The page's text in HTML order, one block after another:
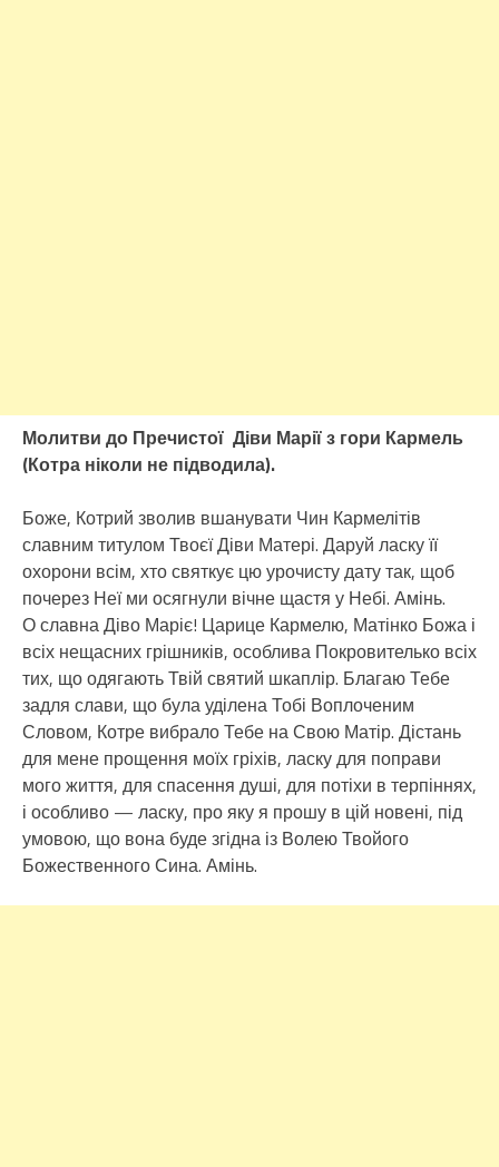
Молитви до Пречистої Діви Марії з гори Кармель
(Котра ніколи не підводила).
Боже, Котрий зволив вшанувати Чин Кармелітів
славним титулом Твоєї Діви Матері. Даруй ласку її
охорони всім, хто святкує цю урочисту дату так, щоб
почерез Неї ми осягнули вічне щастя у Небі. Амінь.
О славна Діво Маріє! Царице Кармелю, Матінко Божа і
всіх нещасних грішників, особлива Покровителько всіх
тих, що одягають Твій святий шкаплір. Благаю Тебе
задля слави, що була уділена Тобі Воплоченим
Словом, Котре вибрало Тебе на Свою Матір. Дістань
для мене прощення моїх гріхів, ласку для поправи
мого життя, для спасення душі, для потіхи в терпіннях,
і особливо — ласку, про яку я прошу в цій новені, під
умовою, що вона буде згідна із Волею Твойого
Божественного Сина. Амінь.